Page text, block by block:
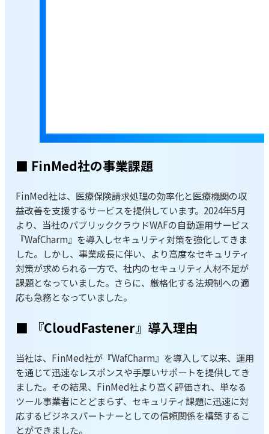
■ FinMed社の事業課題
FinMed社は、医療保険請求処理の効率化と医療機関の収
益改善を支援するサービスを提供しています。2024年5月
より、当社のパブリッククラウドWAFの自動運用サービス
『WafCharm』を導入しセキュリティ対策を強化してきま
した。しかし、事業成長に伴い、より高度なセキュリティ
対策が求められる一方で、社内のセキュリティ人材不足が
課題となっていました。さらに、厳格化する法規制への適
応も急務となっていました。
■ 『CloudFastener』導入理由
当社は、FinMed社が『WafCharm』を導入して以来、運用
を通じて迅速なレスポンスや手厚いサポートを提供してき
ました。その結果、FinMed社より高く評価され、単なる
ツール事業者にとどまらず、セキュリティ課題に迅速に対
応するビジネスパートナーとしての信頼関係を構築するこ
とができました。